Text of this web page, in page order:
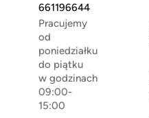
661196644
Pracujemy
od
poniedziałku
do piątku
w godzinach
09:00-
15:00